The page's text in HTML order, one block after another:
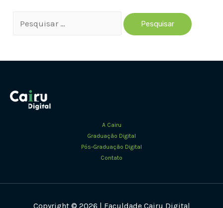
Pesquisar
A Cairu
Graduação Digital
Pós-Graduação Digital
Contato
Copyright © 2026 | Faculdade Cairu Digital